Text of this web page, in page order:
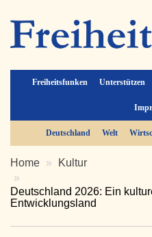
Freiheitsfunken Unterstützen
Deutschland Welt
Home Kultur
Deutschland 2026: Ein
Entwicklungsland